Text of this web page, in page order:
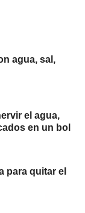
agua, sal,
el agua,
en un bol
para quitar el